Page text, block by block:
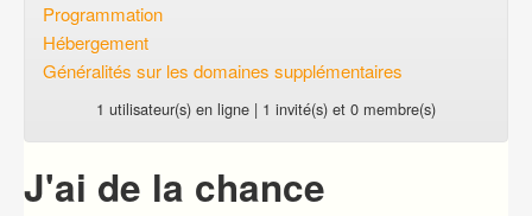
Programmation
Hébergement
Généralités sur les domaines supplémentaires
1 utilisateur(s) en ligne | 1 invité(s) et 0 membre(s)
J'ai de la chance